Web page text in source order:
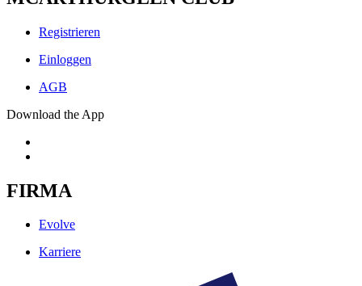
Registrieren
Einloggen
AGB
Download the App
FIRMA
Evolve
Karriere